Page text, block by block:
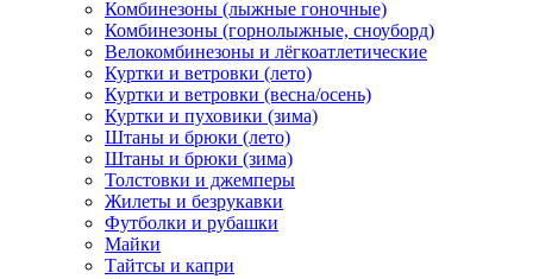
Комбинезоны (лыжные гоночные)
Комбинезоны (горнолыжные, сноуборд)
Велокомбинезоны и лёгкоатлетические
Куртки и ветровки (лето)
Куртки и ветровки (весна/осень)
Куртки и пуховики (зима)
Штаны и брюки (лето)
Штаны и брюки (зима)
Толстовки и джемперы
Жилеты и безрукавки
Футболки и рубашки
Майки
Тайтсы и капри